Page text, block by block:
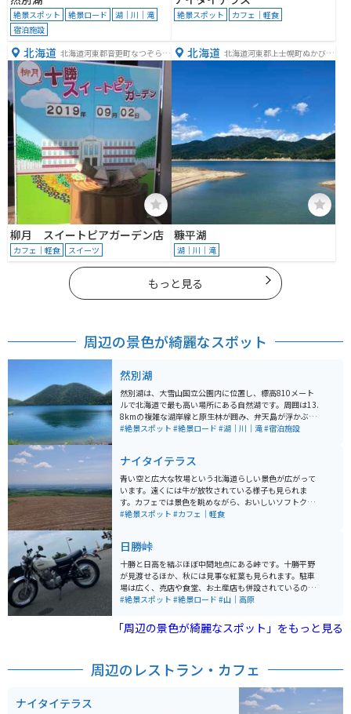
絶景スポット 絶景ロード
湖｜川｜滝
宿泊施設
絶景スポット カフェ｜軽食
北海道 北海道河東郡音更町なつぞら1
番地1
柳月 スイートピアガーデン店
カフェ｜軽食 スイーツ
北海道 北海道河東郡上士幌町ぬかびら
糠平湖
湖｜川｜滝
もっと見る
周辺の景色が綺麗なスポット
然別湖
然別湖は、大雪山国立公園内に位置し、標高810メート
ルで北海道で最も高い場所にある自然湖です。周囲は13.
8kmの複雑な湖岸線と原生林が囲み、弁天島が浮かぶ自
然豊かな環境にあります。 湖は約3万年前の噴火によっ
形から「唇山」とも呼ばれ、シンボルとなっています。
また、生きた化石とも言われるエゾナキウサギ、ミサ
ゴ、オジロワシ、クマゲラ、アオサギなどの貴重な野生
動物も生息しています。
#絶景スポット #絶景ロード #湖｜川｜滝#宿泊施設
ナイタイテラス
青い空と広大な牧場という北海道らしい景色が広がって
います。遠くには牛が放牧されている様子も見られま
す。カフェでは景色を眺めながら、おいしいソフトクリ
ームや軽食を食べることができます。景色を見ながらい
#絶景スポット #カフェ｜軽食
日勝峠
十勝と日高を結ぶほぼ中間地点にある峠です。十勝平野
が見渡せるほか、秋には見事な紅葉も見られます。駐車
場は広く、売店や食堂、お土産店も併設されているの
で、休憩や食事、買い物のついでに立ち寄ることもでき
#絶景スポット #絶景ロード #山｜高原
「周辺の景色が綺麗なスポット」をもっと見る
周辺のレストラン・カフェ
ナイタイテラス